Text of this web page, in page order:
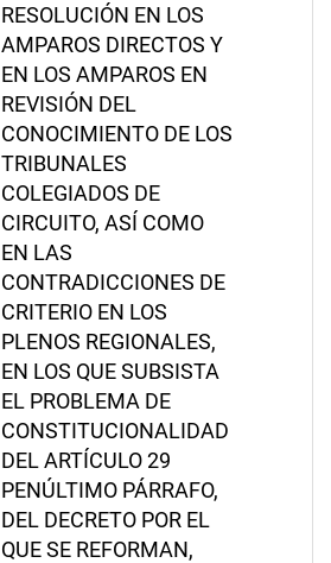
RESOLUCIÓN EN LOS
AMPAROS DIRECTOS Y
EN LOS AMPAROS EN
REVISIÓN DEL
CONOCIMIENTO DE LOS
TRIBUNALES
COLEGIADOS DE
CIRCUITO, ASÍ COMO
EN LAS
CONTRADICCIONES DE
CRITERIO EN LOS
PLENOS REGIONALES,
EN LOS QUE SUBSISTA
EL PROBLEMA DE
CONSTITUCIONALIDAD
DEL ARTÍCULO 29
PENÚLTIMO PÁRRAFO,
DEL DECRETO POR EL
QUE SE REFORMAN,